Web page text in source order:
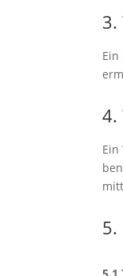
3.
4.
Ein
5.